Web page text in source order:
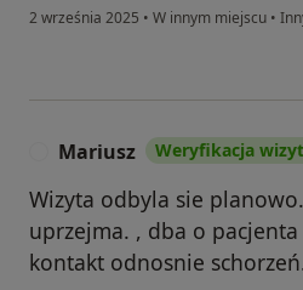
2 września 2025 • W innym miejscu •
Mariusz Weryfikacja
Wizyta odbyla sie
uprzejma. , dba o
kontakt odnosnie